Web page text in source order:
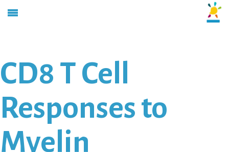
CD8 T Cell
Responses to
Myelin